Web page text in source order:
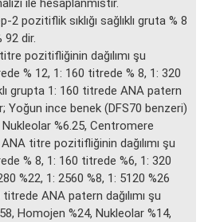
ile hesaplanmıstır.
2 pozitiflik sıklığı sağlıklı gruta % 8
92 dir.
pozitifliğinin dağılımı şu
% 12, 1: 160 titrede % 8, 1: 320
grupta 1: 160 titrede ANA patern
Yoğun ince benek (DFS70 benzeri)
Nukleolar %6.25, Centromere
titre pozitifliğinin dağılımı şu
% 8, 1: 160 titrede %6, 1: 320
%22, 1: 2560 %8, 1: 5120 %26
ANA patern dağılımı şu
Homojen %24, Nukleolar %14,